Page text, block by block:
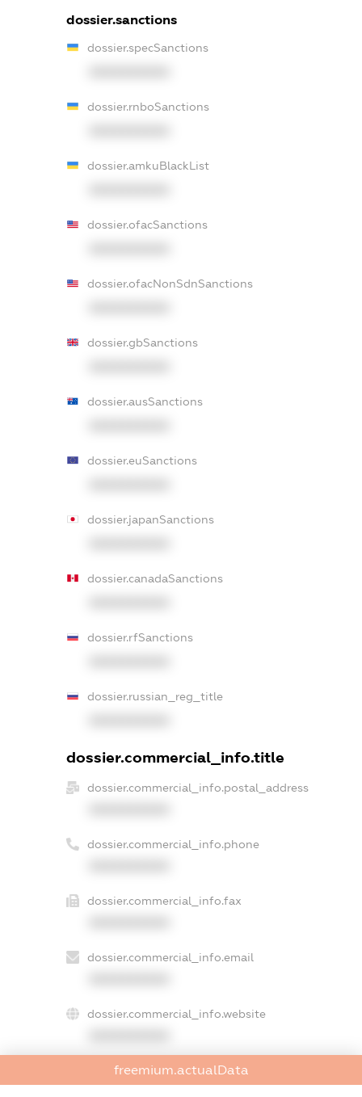
dossier.sanctions
dossier.specSanctions
dossier.rnboSanctions
dossier.amkuBlackList
dossier.ofacSanctions
dossier.ofacNonSdnSanctions
dossier.gbSanctions
dossier.ausSanctions
dossier.euSanctions
dossier.japanSanctions
dossier.canadaSanctions
dossier.rfSanctions
dossier.russian_reg_title
dossier.commercial_info.title
dossier.commercial_info.postal_address
dossier.commercial_info.phone
dossier.commercial_info.fax
dossier.commercial_info.email
dossier.commercial_info.website
dossier.commercial_info.activity
freemium.actualData